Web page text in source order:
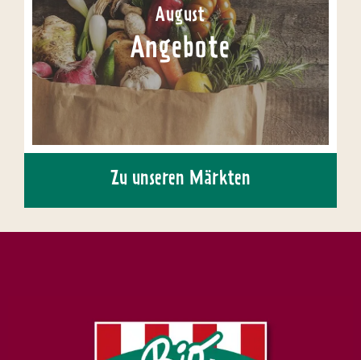
August
Angebote
Zu unseren Märkten